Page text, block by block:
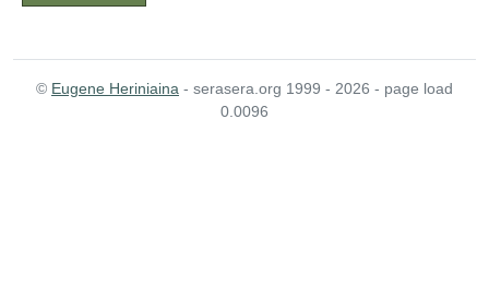
© Eugene Heriniaina - serasera.org 1999 - 2026 - page load
0.0096